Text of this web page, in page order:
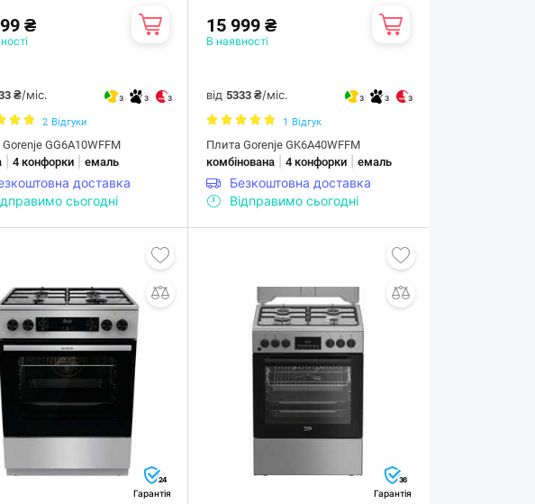
₴
₴/міс. 3 3 3
2 Відгуки
GG6A10WFFM
|4 конфорки |емаль
доставка
сьогодні
15 999 ₴
В наявності
від5333 ₴/міс. 3 3 3
1 Відгук
Плита Gorenje GK6A40WFFM
комбінована |4 конфорки |емаль
Безкоштовна доставка
Відправимо сьогодні
24
Гарантія
36
Гарантія